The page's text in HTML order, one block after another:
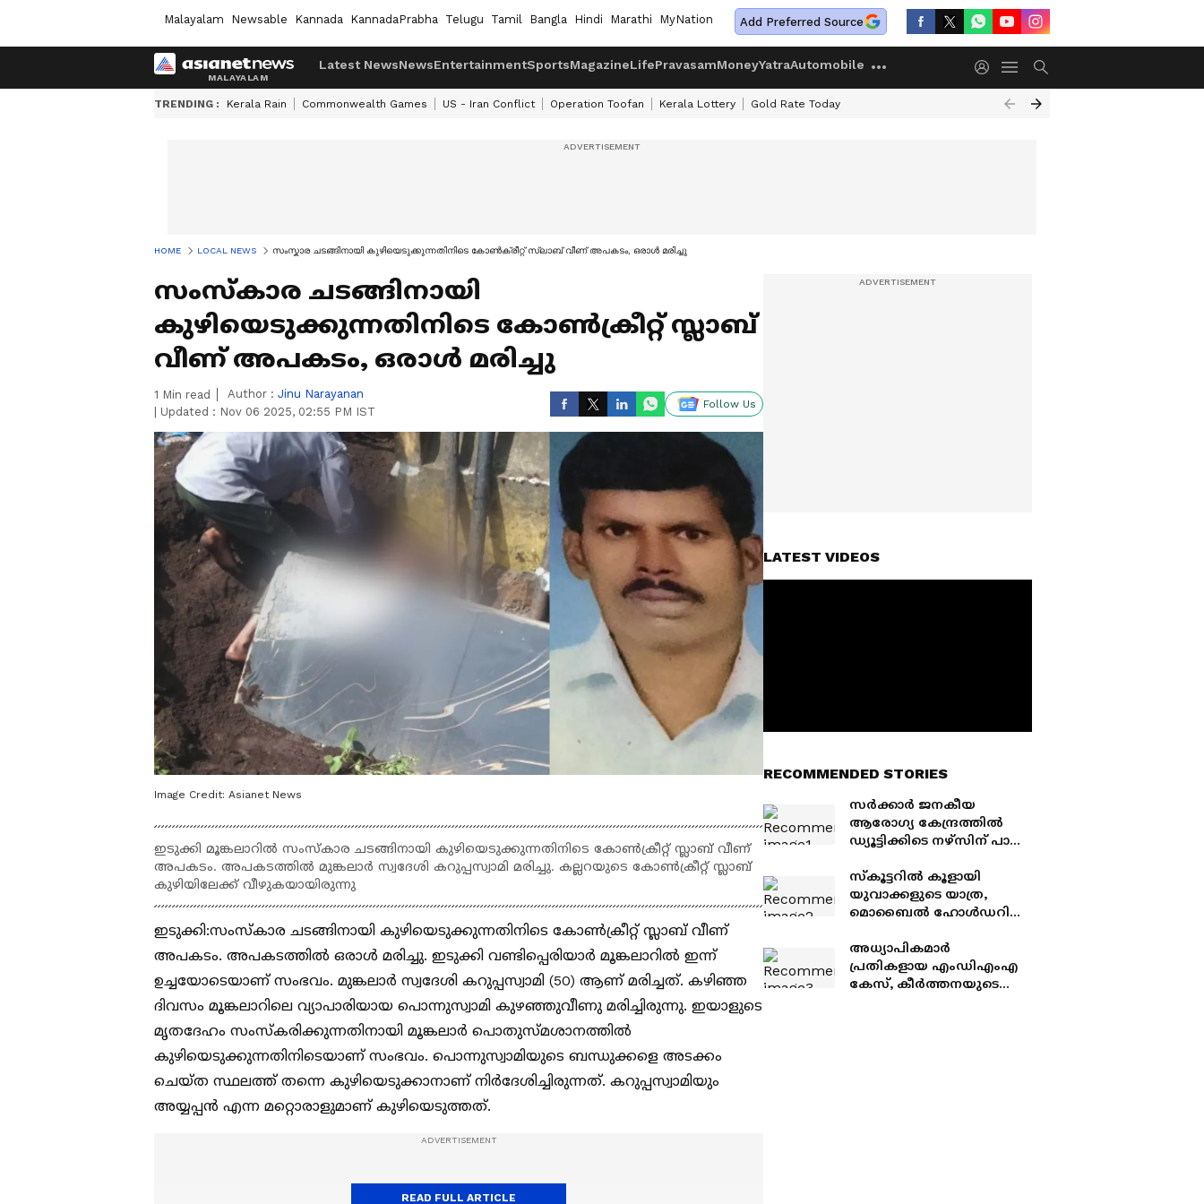
Malayalam Newsable Kannada KannadaPrabha Telugu Tamil Bangla Hindi Marathi MyNation Add Preferred Source
Latest NewsNewsEntertainmentSportsMagazineLifePravasamMoneyYatraAutomobile
TRENDING : Kerala Rain Commonwealth Games US - Iran Conflict Operation Toofan Kerala Lottery Gold Rate Today
HOME LOCAL NEWS സംസ്കാര ചടങ്ങിനായി കുഴിയെടുക്കുന്നതിനിടെ കോണ്‍ക്രീറ്റ് സ്ലാബ് വീണ് അപകടം, ഒരാള്‍ മരിച്ചു
സംസ്കാര ചടങ്ങിനായി
കുഴിയെടുക്കുന്നതിനിടെ കോണ്‍ക്രീറ്റ് സ്ലാബ്
വീണ് അപകടം, ഒരാള്‍ മരിച്ചു
1 Min read Author : Jinu Narayanan
Updated : Nov 06 2025, 02:55 PM IST
Follow Us
Image Credit: Asianet News
ഇടുക്കി മൂങ്കലാറിൽ സംസ്കാര ചടങ്ങിനായി കുഴിയെടുക്കുന്നതിനിടെ കോൺക്രീറ്റ് സ്ലാബ് വീണ്
അപകടം. അപകടത്തിൽ മുങ്കലാര്‍ സ്വദേശി കറുപ്പസ്വാമി മരിച്ചു. കല്ലറയുടെ കോണ്‍ക്രീറ്റ് സ്ലാബ്
കുഴിയിലേക്ക് വീഴുകയായിരുന്നു
ഇടുക്കി:സംസ്കാര ചടങ്ങിനായി കുഴിയെടുക്കുന്നതിനിടെ കോൺക്രീറ്റ് സ്ലാബ് വീണ്
അപകടം. അപകടത്തിൽ ഒരാള്‍ മരിച്ചു. ഇടുക്കി വണ്ടിപ്പെരിയാര്‍ മൂങ്കലാറിൽ ഇന്ന്
ഉച്ചയോടെയാണ് സംഭവം. മുങ്കലാര്‍ സ്വദേശി കറുപ്പസ്വാമി (50) ആണ് മരിച്ചത്. കഴിഞ്ഞ
ദിവസം മൂങ്കലാറിലെ വ്യാപാരിയായ പൊന്നുസ്വാമി കുഴഞ്ഞുവീണു മരിച്ചിരുന്നു. ഇയാളുടെ
മൃതദേഹം സംസ്കരിക്കുന്നതിനായി മൂങ്കലാര്‍ പൊതുസ്മശാനത്തിൽ
കുഴിയെടുക്കുന്നതിനിടെയാണ് സംഭവം. പൊന്നുസ്വാമിയുടെ ബന്ധുക്കളെ അടക്കം
ചെയ്ത സ്ഥലത്ത് തന്നെ കുഴിയെടുക്കാനാണ് നിര്‍ദേശിച്ചിരുന്നത്. കറുപ്പസ്വാമിയും
അയ്യപ്പൻ എന്ന മറ്റൊരാളുമാണ് കുഴിയെടുത്തത്.
READ FULL ARTICLE
LATEST VIDEOS
RECOMMENDED STORIES
സർക്കാർ ജനകീയ
ആരോഗ്യ കേന്ദ്രത്തിൽ
ഡ്യൂട്ടിക്കിടെ നഴ്‌സിന് പാമ്പ്
സ്‌കൂട്ടറില്‍ കൂളായി
യുവാക്കളുടെ യാത്ര,
മൊബൈല്‍ ഹോള്‍ഡറിലെ
പൊലീസിന് സംശയം;
പിടികൂടിയത് മാരക
മയക്കുമരുന്ന്
അധ്യാപികമാർ
പ്രതികളായ എംഡിഎംഎ
കേസ്, കീർത്തനയുടെ